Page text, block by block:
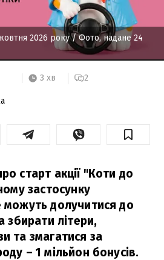
2026 року/ Фото, надане 24
3 хв 2
старт акції "Коти до
застосунку
можуть долучитися до
збирати літери,
та змагатися за
– 1 мільйон бонусів.